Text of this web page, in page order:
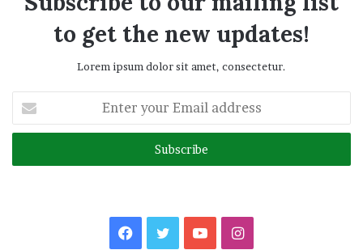
to get the new updates!
Lorem ipsum dolor sit amet, consectetur.
your
Email
Facebook
TwitterYouTubeInstagram